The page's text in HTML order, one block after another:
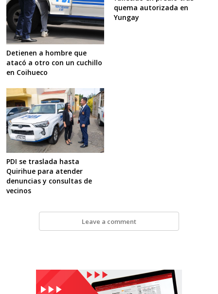
Detienen a hombre que
atacó a otro con un cuchillo
en Coihueco
quema autorizada en
Yungay
PDI se traslada hasta
Quirihue para atender
denuncias y consultas de
vecinos
Leave a comment